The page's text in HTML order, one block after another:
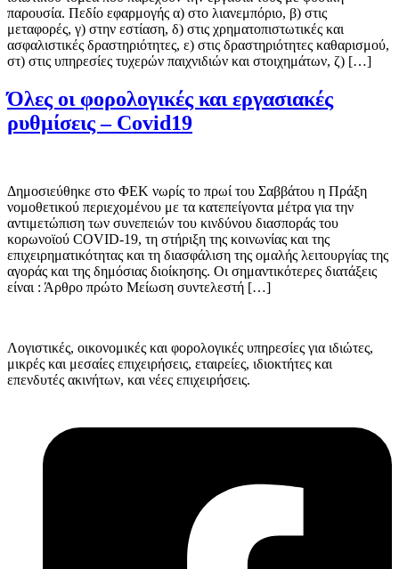
παρουσία. Πεδίο εφαρμογής α) στο λιανεμπόριο, β) στις
μεταφορές, γ) στην εστίαση, δ) στις χρηματοπιστωτικές και
ασφαλιστικές δραστηριότητες, ε) στις δραστηριότητες καθαρισμού,
στ) στις υπηρεσίες τυχερών παιχνιδιών και στοιχημάτων, ζ) […]
Όλες οι φορολογικές και εργασιακές
ρυθμίσεις – Covid19
Δημοσιεύθηκε στο ΦΕΚ νωρίς το πρωί του Σαββάτου η Πράξη
νομοθετικού περιεχομένου με τα κατεπείγοντα μέτρα για την
αντιμετώπιση των συνεπειών του κινδύνου διασποράς του
κορωνοϊού COVID-19, τη στήριξη της κοινωνίας και της
επιχειρηματικότητας και τη διασφάλιση της ομαλής λειτουργίας της
αγοράς και της δημόσιας διοίκησης. Οι σημαντικότερες διατάξεις
είναι : Άρθρο πρώτο Μείωση συντελεστή […]
Λογιστικές, οικονομικές και φορολογικές υπηρεσίες για ιδιώτες,
μικρές και μεσαίες επιχειρήσεις, εταιρείες, ιδιοκτήτες και
επενδυτές ακινήτων, και νέες επιχειρήσεις.